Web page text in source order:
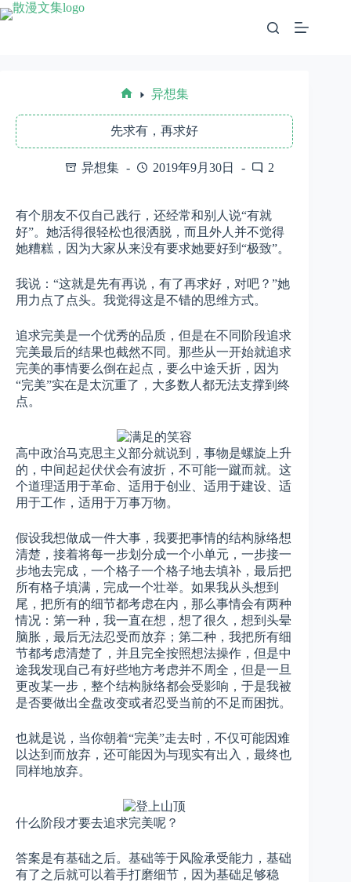
跳
至
页
异想集
先求有，再求好
异想集 2019年9月30日 2
有个朋友不仅自己践行，还经常和别人说“有就
好”。她活得很轻松也很洒脱，而且外人并不觉得
她糟糕，因为大家从来没有要求她要好到“极致”。
我说：“这就是先有再说，有了再求好，对吧？”她
用力点了点头。我觉得这是不错的思维方式。
追求完美是一个优秀的品质，但是在不同阶段追求
完美最后的结果也截然不同。那些从一开始就追求
完美的事情要么倒在起点，要么中途夭折，因为
“完美”实在是太沉重了，大多数人都无法支撑到终
点。
高中政治马克思主义部分就说到，事物是螺旋上升
的，中间起起伏伏会有波折，不可能一蹴而就。这
个道理适用于革命、适用于创业、适用于建设、适
用于工作，适用于万事万物。
假设我想做成一件大事，我要把事情的结构脉络想
清楚，接着将每一步划分成一个小单元，一步接一
步地去完成，一个格子一个格子地去填补，最后把
所有格子填满，完成一个壮举。如果我从头想到
尾，把所有的细节都考虑在内，那么事情会有两种
情况：第一种，我一直在想，想了很久，想到头晕
脑胀，最后无法忍受而放弃；第二种，我把所有细
节都考虑清楚了，并且完全按照想法操作，但是中
途我发现自己有好些地方考虑并不周全，但是一旦
更改某一步，整个结构脉络都会受影响，于是我被
是否要做出全盘改变或者忍受当前的不足而困扰。
也就是说，当你朝着“完美”走去时，不仅可能因难
以达到而放弃，还可能因为与现实有出入，最终也
同样地放弃。
什么阶段才要去追求完美呢？
答案是有基础之后。基础等于风险承受能力，基础
有了之后就可以着手打磨细节，因为基础足够稳